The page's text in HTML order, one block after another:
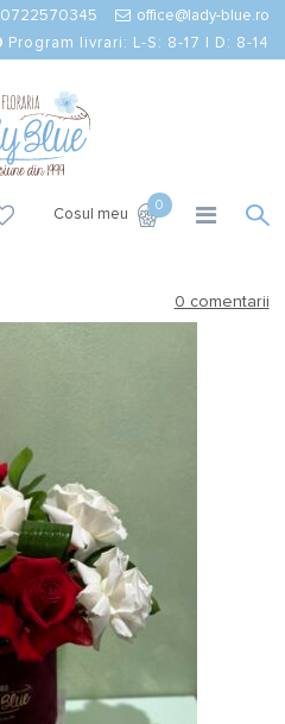
0722570345
office@lady-blue.ro
Program livrari: L-S: 8-17 | D: 8-14
Cosul meu
0
0 comentarii